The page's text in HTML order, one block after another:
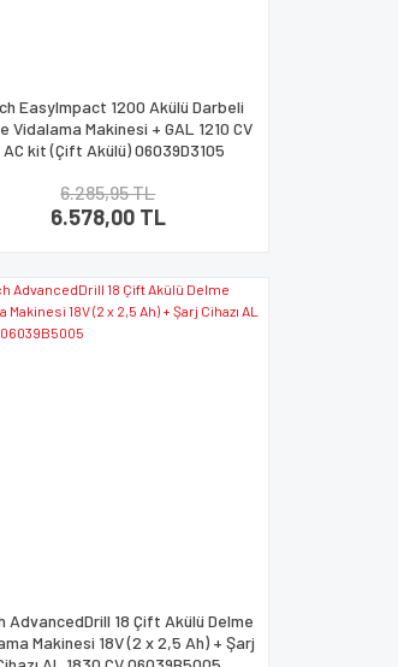
EasyImpact 1200 Akülü Darbeli
Vidalama Makinesi + GAL 1210 CV
AC kit (Çift Akülü) 06039D3105
6.285,95 TL
6.578,00 TL
AdvancedDrill 18 Çift Akülü Delme
Makinesi 18V (2 x 2,5 Ah) + Şarj